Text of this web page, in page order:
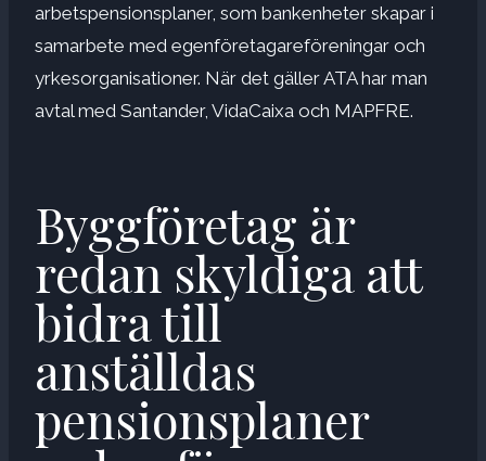
arbetspensionsplaner, som bankenheter skapar i
samarbete med egenföretagareföreningar och
yrkesorganisationer. När det gäller ATA har man
avtal med Santander, VidaCaixa och MAPFRE.
Byggföretag är
redan skyldiga att
bidra till
anställdas
pensionsplaner